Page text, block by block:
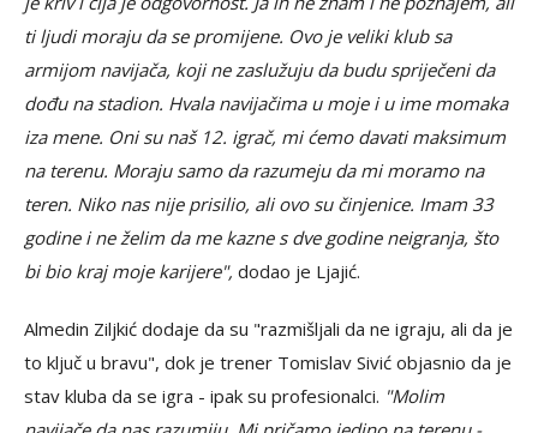
ti ljudi moraju da se promijene. Ovo je veliki klub sa
armijom navijača, koji ne zaslužuju da budu spriječeni da
dođu na stadion. Hvala navijačima u moje i u ime momaka
iza mene. Oni su naš 12. igrač, mi ćemo davati maksimum
na terenu. Moraju samo da razumeju da mi moramo na
teren. Niko nas nije prisilio, ali ovo su činjenice. Imam 33
godine i ne želim da me kazne s dve godine neigranja, što
bi bio kraj moje karijere", dodao je Ljajić.
Almedin Ziljkić dodaje da su "razmišljali da ne igraju, ali da je
to ključ u bravu", dok je trener Tomislav Sivić objasnio da je
stav kluba da se igra - ipak su profesionalci. "Molim